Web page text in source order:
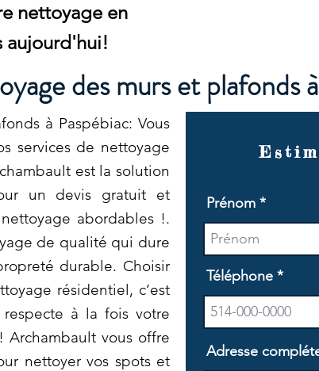
nettoyage en
aujourd'hui!
des murs et plafonds
à Paspébiac: Vous
services de nettoyage
est la solution
un devis gratuit et
abordables !.
de qualité qui dure
durable. Choisir
résidentiel, c’est
à la fois votre
Archambault vous offre
nettoyer vos spots et
Prénom
Téléphone
Adresse